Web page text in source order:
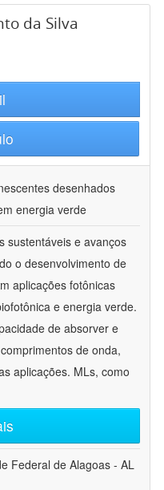
da Silva
desenhados
energia verde
sustentáveis e avanços
o desenvolvimento de
aplicações fotônicas
e energia verde.
de absorver e
de onda,
aplicações. MLs, como
Federal de Alagoas - AL